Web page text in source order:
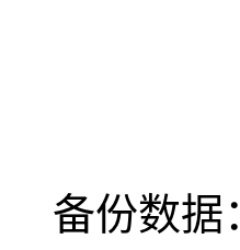
备份数据